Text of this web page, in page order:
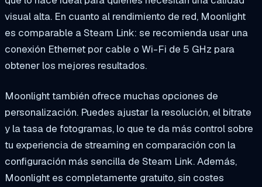
visual alta. En cuanto al rendimiento de red, Moonlight
es comparable a Steam Link: se recomienda usar una
conexión Ethernet por cable o Wi-Fi de 5 GHz para
obtener los mejores resultados.
Moonlight también ofrece muchas opciones de
personalización. Puedes ajustar la resolución, el bitrate
y la tasa de fotogramas, lo que te da más control sobre
tu experiencia de streaming en comparación con la
configuración más sencilla de Steam Link. Además,
Moonlight es completamente gratuito, sin costes